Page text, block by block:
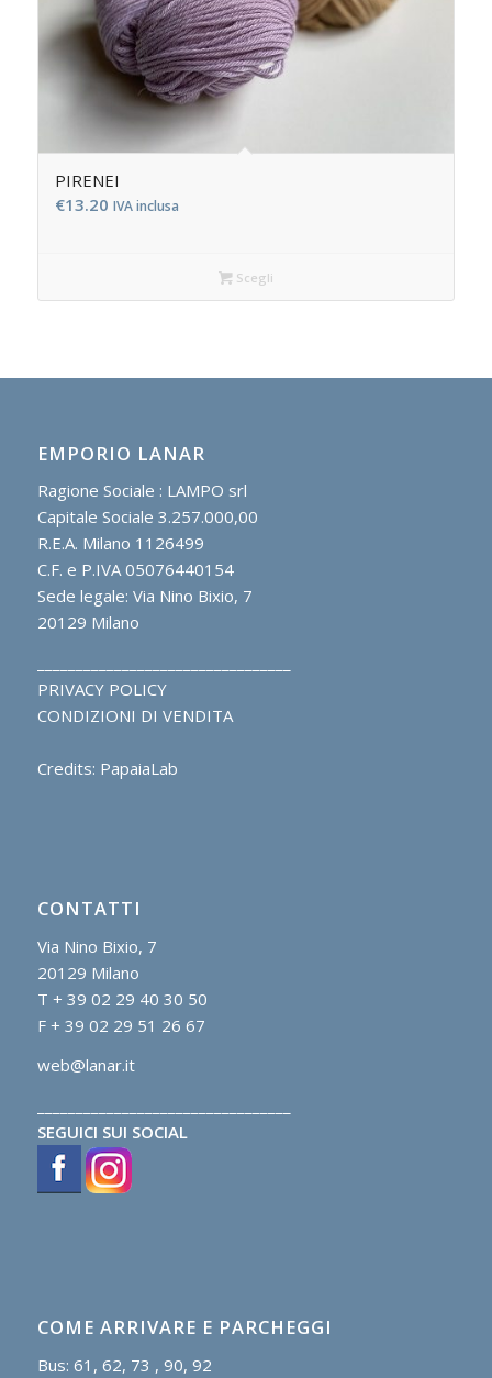
PIRENEI
€13.20 IVA inclusa
Scegli
EMPORIO LANAR
Ragione Sociale : LAMPO srl
Capitale Sociale 3.257.000,00
R.E.A. Milano 1126499
C.F. e P.IVA 05076440154
Sede legale: Via Nino Bixio, 7
20129 Milano
PRIVACY POLICY
CONDIZIONI DI VENDITA
Credits: PapaiaLab
CONTATTI
Via Nino Bixio, 7
20129 Milano
T + 39 02 29 40 30 50
F + 39 02 29 51 26 67
web@lanar.it
SEGUICI SUI SOCIAL
COME ARRIVARE E PARCHEGGI
Bus: 61, 62, 73 , 90, 92